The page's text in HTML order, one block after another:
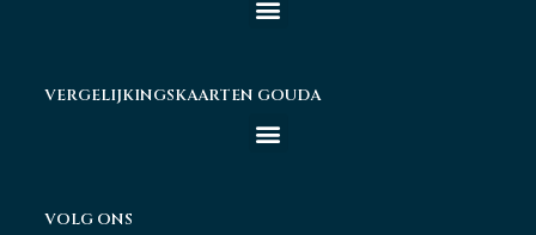
VERGELIJKINGSKAARTEN GOUDA
VOLG ONS